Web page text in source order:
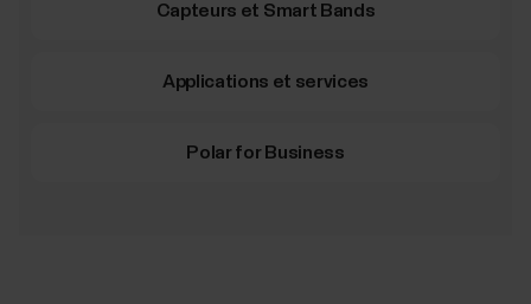
Capteurs et Smart Bands
Applications et services
Polar for Business